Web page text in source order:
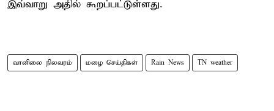
இவ்வாறு அதில் கூறப்பட்டுள்ளது.
வானிலை நிலவரம் மழை செய்திகள் Rain News TN weather